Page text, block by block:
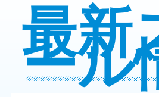
最新
ール